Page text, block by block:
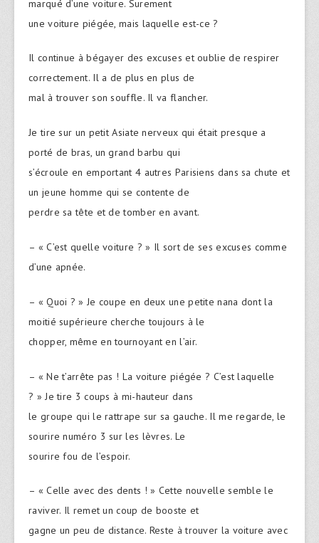
marqué d’une voiture. Surement
une voiture piégée, mais laquelle est-ce ?
Il continue à bégayer des excuses et oublie de respirer
correctement. Il a de plus en plus de
mal à trouver son souffle. Il va flancher.
Je tire sur un petit Asiate nerveux qui était presque a
porté de bras, un grand barbu qui
s’écroule en emportant 4 autres Parisiens dans sa chute et
un jeune homme qui se contente de
perdre sa tête et de tomber en avant.
– « C’est quelle voiture ? » Il sort de ses excuses comme
d’une apnée.
– « Quoi ? » Je coupe en deux une petite nana dont la
moitié supérieure cherche toujours à le
chopper, même en tournoyant en l’air.
– « Ne t’arrête pas ! La voiture piégée ? C’est laquelle
? » Je tire 3 coups à mi-hauteur dans
le groupe qui le rattrape sur sa gauche. Il me regarde, le
sourire numéro 3 sur les lèvres. Le
sourire fou de l’espoir.
– « Celle avec des dents ! » Cette nouvelle semble le
raviver. Il remet un coup de booste et
gagne un peu de distance. Reste à trouver la voiture avec